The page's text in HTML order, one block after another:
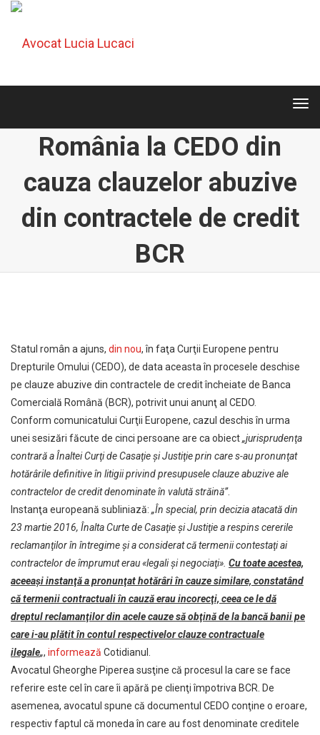
România la CEDO din
cauza clauzelor abuzive
din contractele de credit
BCR
Statul român a ajuns, din nou, în faţa Curţii Europene pentru
Drepturile Omului (CEDO), de data aceasta în procesele deschise
pe clauze abuzive din contractele de credit încheiate de Banca
Comercială Română (BCR), potrivit unui anunţ al CEDO.
Conform comunicatului Curţii Europene, cazul deschis în urma
unei sesizări făcute de cinci persoane are ca obiect„jurisprudenţa
contrară a Înaltei Curţi de Casaţie şi Justiţie prin care s-au pronunţat
hotărârile definitive în litigii privind presupusele clauze abuzive ale
contractelor de credit denominate în valută străină”.
Instanţa europeană subliniază: „În special, prin decizia atacată din
23 martie 2016, Înalta Curte de Casaţie şi Justiţie a respins cererile
reclamanţilor în întregime şi a considerat că termenii contestaţi ai
contractelor de împrumut erau «legali şi negociaţi». Cu toate acestea,
aceeaşi instanţă a pronunţat hotărâri în cauze similare, constatând
că termenii contractuali în cauză erau incorecţi, ceea ce le dă
dreptul reclamanţilor din acele cauze să obţină de la bancă banii pe
care i-au plătit în contul respectivelor clauze contractuale
ilegale„, informează Cotidianul.
Avocatul Gheorghe Piperea susţine că procesul la care se face
referire este cel în care îi apără pe clienţi împotriva BCR. De
asemenea, avocatul spune că documentul CEDO conţine o eroare,
respectiv faptul că moneda în care au fost denominate creditele